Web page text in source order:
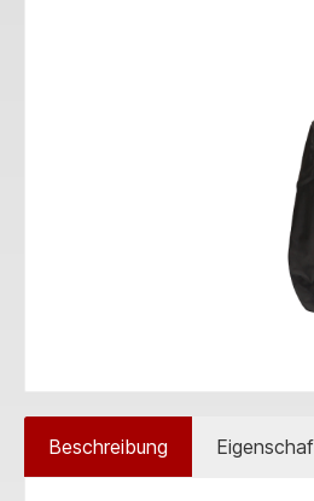
Beschreibung